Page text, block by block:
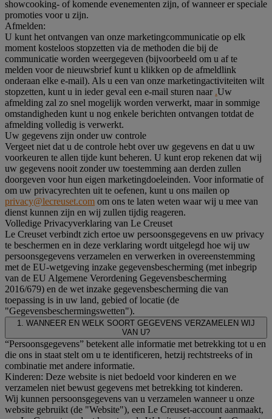
showcooking- of komende evenementen zijn, of wanneer er speciale
promoties voor u zijn.
Afmelden:
U kunt het ontvangen van onze marketingcommunicatie op elk
moment kosteloos stopzetten via de methoden die bij de
communicatie worden weergegeven (bijvoorbeeld om u af te
melden voor de nieuwsbrief kunt u klikken op de afmeldlink
onderaan elke e-mail). Als u een van onze marketingactiviteiten wilt
stopzetten, kunt u in ieder geval een e-mail sturen naar .Uw
afmelding zal zo snel mogelijk worden verwerkt, maar in sommige
omstandigheden kunt u nog enkele berichten ontvangen totdat de
afmelding volledig is verwerkt.
Uw gegevens zijn onder uw controle
Vergeet niet dat u de controle hebt over uw gegevens en dat u uw
voorkeuren te allen tijde kunt beheren. U kunt erop rekenen dat wij
uw gegevens nooit zonder uw toestemming aan derden zullen
doorgeven voor hun eigen marketingdoeleinden. Voor informatie of
om uw privacyrechten uit te oefenen, kunt u ons mailen op
privacy@lecreuset.com om ons te laten weten waar wij u mee van
dienst kunnen zijn en wij zullen tijdig reageren.
Volledige Privacyverklaring van Le Creuset
Le Creuset verbindt zich ertoe uw persoonsgegevens en uw privacy
te beschermen en in deze verklaring wordt uitgelegd hoe wij uw
persoonsgegevens verzamelen en verwerken in overeenstemming
met de EU-wetgeving inzake gegevensbescherming (met inbegrip
van de EU Algemene Verordening Gegevensbescherming
2016/679) en de wet inzake gegevensbescherming die van
toepassing is in uw land, gebied of locatie (de
"Gegevensbeschermingswetten").
1. WANNEER EN WELK SOORT GEGEVENS VERZAMELEN WIJ
VAN U?
“Persoonsgegevens” betekent alle informatie met betrekking tot u en
die ons in staat stelt om u te identificeren, hetzij rechtstreeks of in
combinatie met andere informatie.
Kinderen: Deze website is niet bedoeld voor kinderen en we
verzamelen niet bewust gegevens met betrekking tot kinderen.
Wij kunnen persoonsgegevens van u verzamelen wanneer u onze
website gebruikt (de "Website"), een Le Creuset-account aanmaakt,